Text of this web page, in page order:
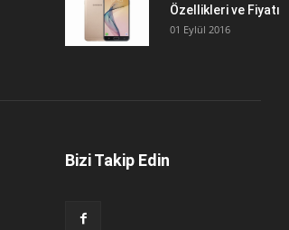
Özellikleri ve Fiyatı
01 Eylül 2016
Bizi Takip Edin